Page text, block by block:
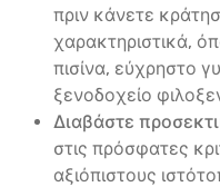
πριν κάνετε
χαρακτηριστικά,
πισίνα, εύχρηστο
ξενοδοχείο
Διαβάστε
στις πρόσφατες
αξιόπιστους